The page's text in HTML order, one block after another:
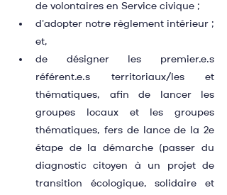
de volontaires en Service civique ;
d'adopter notre règlement intérieur ;
et,
de désigner les premier.e.s
référent.e.s territoriaux/les et
thématiques, afin de lancer les
groupes locaux et les groupes
thématiques, fers de lance de la 2e
étape de la démarche (passer du
diagnostic citoyen à un projet de
transition écologique, solidaire et